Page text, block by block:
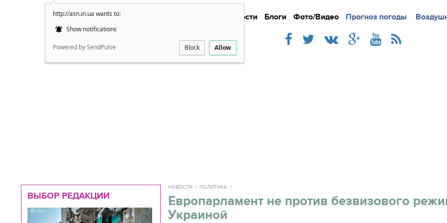
http://asn.in.ua wants to:
Show notifications
Powered by SendPulse Block Allow
Новости Блоги Фото/Видео Прогноз погоды
Подробно Новости
ВЫБОР РЕДАКЦИИ
НОВОСТИ ПОЛИТИКА
Европарламент не против безвизового
Украиной